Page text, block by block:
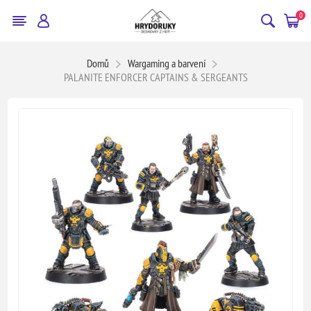
0
Domů
Wargaming a barvení
PALANITE ENFORCER CAPTAINS & SERGEANTS